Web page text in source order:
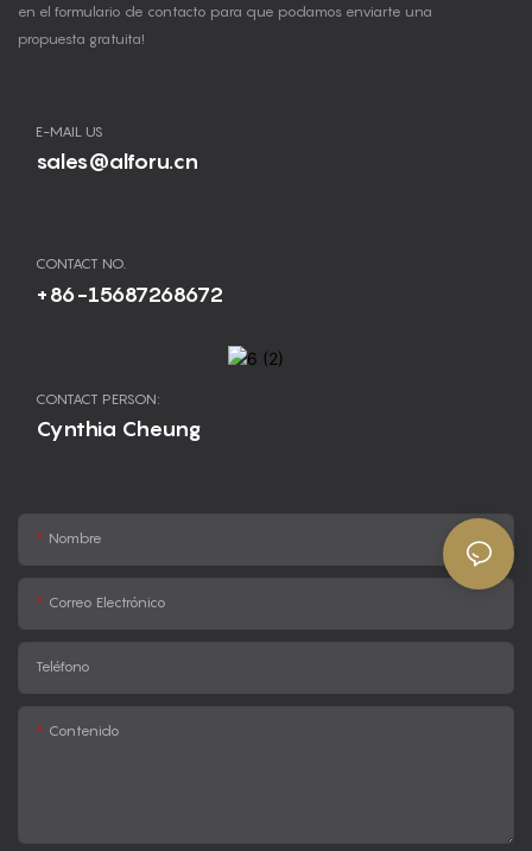
en el formulario de contacto para que podamos enviarte una
propuesta gratuita!
E-MAIL US
sales@alforu.cn
CONTACT NO.
+86-15687268672
CONTACT PERSON:
Cynthia Cheung
Nombre
Correo Electrónico
Teléfono
Contenido